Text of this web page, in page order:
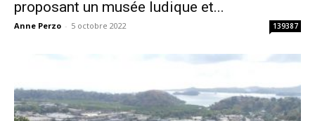
proposant un musée ludique et...
Anne Perzo - 5 octobre 2022 139387